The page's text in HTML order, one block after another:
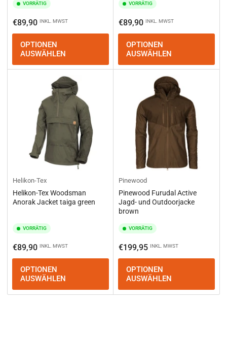
VORRÄTIG
Normaler
Preis
€89,90 INKL. MWST
OPTIONEN
AUSWÄHLEN
VORRÄTIG
Normaler
Preis
€89,90 INKL. MWST
OPTIONEN
AUSWÄHLEN
Helikon-Tex
Helikon-Tex Woodsman
Anorak Jacket taiga green
VORRÄTIG
Normaler
Preis
€89,90 INKL. MWST
OPTIONEN
AUSWÄHLEN
Pinewood
Pinewood Furudal Active
Jagd- und Outdoorjacke
brown
VORRÄTIG
Normaler
Preis
€199,95 INKL. MWST
OPTIONEN
AUSWÄHLEN